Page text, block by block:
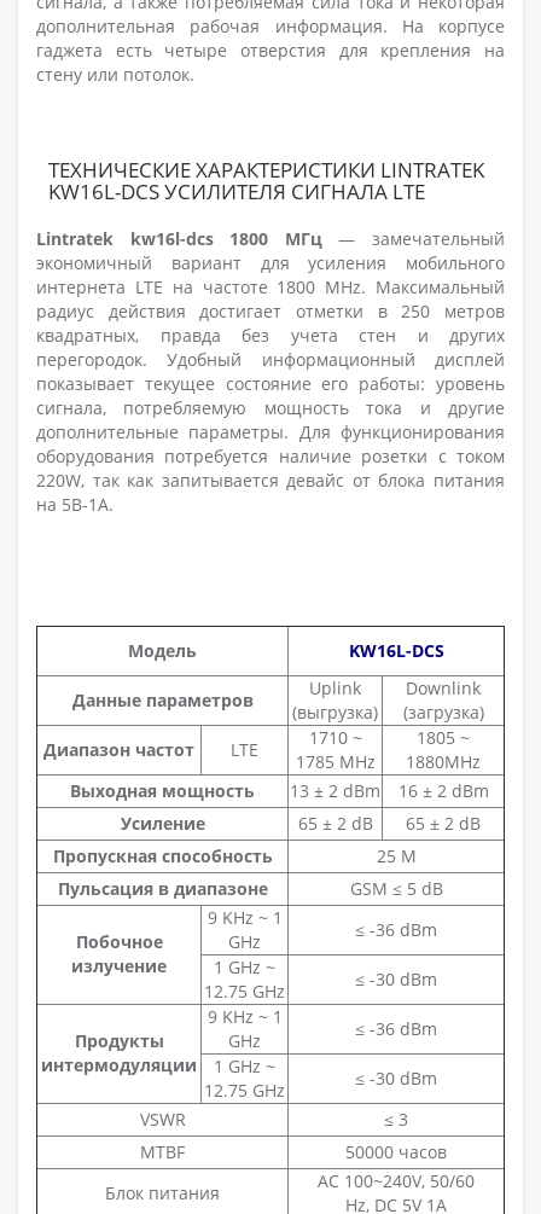
дополнительная рабочая информация. На корпусе
гаджета есть четыре отверстия для крепления на
стену или потолок.
ТЕХНИЧЕСКИЕ ХАРАКТЕРИСТИКИ LINTRATEK
KW16L-DCS УСИЛИТЕЛЯ СИГНАЛА LTE
Lintratek kw16l-dcs 1800 МГц— замечательный
экономичный вариант для усиления мобильного
интернета LTE на частоте 1800 MHz. Максимальный
радиус действия достигает отметки в 250 метров
квадратных, правда без учета стен и других
перегородок. Удобный информационный дисплей
показывает текущее состояние его работы: уровень
сигнала, потребляемую мощность тока и другие
дополнительные параметры. Для функционирования
оборудования потребуется наличие розетки с током
220W, так как запитывается девайс от блока питания
на 5В-1А.
Модель KW16L-DCS
Данные параметров
Uplink
(выгрузка)
Downlink
(загрузка)
Диапазон частот
LTE
1710 ~
1785 MHz
1805 ~
1880MHz
Выходная мощность
13 ± 2 dBm
16 ± 2 dBm
Усиление
65 ± 2 dB
65 ± 2 dB
Пропускная способность
25 M
Пульсация в диапазоне
GSM ≤ 5 dB
Побочное
излучение
9 KHz ~ 1
GHz
≤ -36 dBm
1 GHz ~
12.75 GHz
≤ -30 dBm
Продукты
интермодуляции
9 KHz ~ 1
GHz
≤ -36 dBm
1 GHz ~
12.75 GHz
≤ -30 dBm
VSWR
≤ 3
MTBF
50000 часов
Блок питания
AC 100~240V, 50/60
Hz, DC 5V 1A